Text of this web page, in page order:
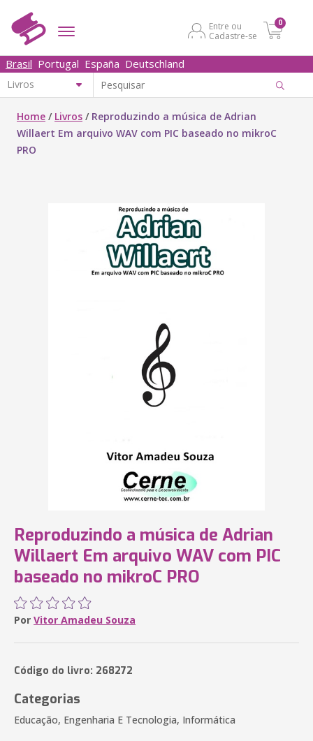
Entre ou
Cadastre-se
0
Brasil Portugal España Deutschland
Home / Livros / Reproduzindo a música de Adrian
Willaert Em arquivo WAV com PIC baseado no mikroC
PRO
Reproduzindo a música de Adrian
Willaert Em arquivo WAV com PIC
baseado no mikroC PRO
Por Vitor Amadeu Souza
Código do livro: 268272
Categorias
Educação, Engenharia E Tecnologia, Informática